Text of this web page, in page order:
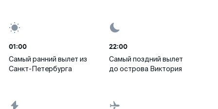
01:00
Самый ранний вылет из
Санкт-Петербурга
22:00
Самый поздний вылет
до острова Виктория